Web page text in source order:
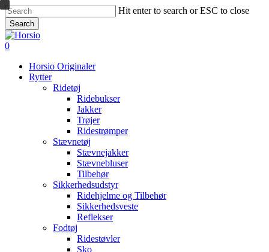
Skip
to
main
content
Hit enter to search or ESC to close
Search
Close
Search
search
account
0
Horsio Originaler
Rytter
Ridetøj
Ridebukser
Jakker
Trøjer
Ridestrømper
Stævnetøj
Stævnejakker
Stævnebluser
Tilbehør
Sikkerhedsudstyr
Ridehjelme og Tilbehør
Sikkerhedsveste
Reflekser
Fodtøj
Ridestøvler
Sko